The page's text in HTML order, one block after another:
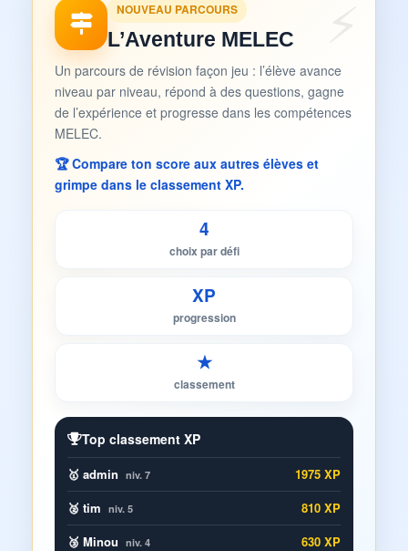
NOUVEAU PARCOURS
L’Aventure MELEC
Un parcours de révision façon jeu : l’élève avance
niveau par niveau, répond à des questions, gagne
de l’expérience et progresse dans les compétences
MELEC.
🏆 Compare ton score aux autres élèves et
grimpe dans le classement XP.
4
choix par défi
XP
progression
★
classement
Top classement XP
🥇 admin niv. 7
1975 XP
🥈 tim niv. 5
810 XP
🥉 Minou niv. 4 630 XP